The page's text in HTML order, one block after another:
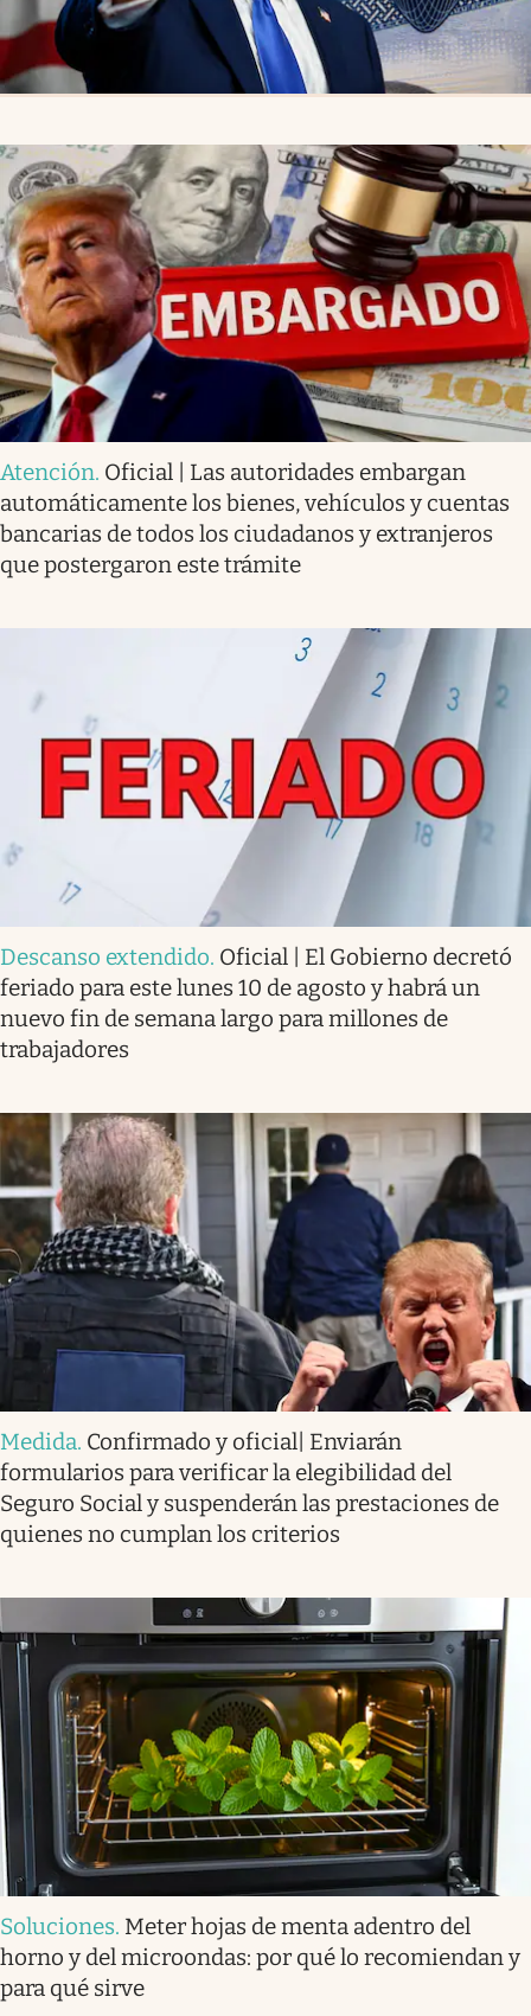
Atención. Oficial | Las autoridades embargan
automáticamente los bienes, vehículos y cuentas
bancarias de todos los ciudadanos y extranjeros
que postergaron este trámite
Descanso extendido. Oficial | El Gobierno decretó
feriado para este lunes 10 de agosto y habrá un
nuevo fin de semana largo para millones de
trabajadores
Medida. Confirmado y oficial| Enviarán
formularios para verificar la elegibilidad del
Seguro Social y suspenderán las prestaciones de
quienes no cumplan los criterios
Soluciones. Meter hojas de menta adentro del
horno y del microondas: por qué lo recomiendan y
para qué sirve